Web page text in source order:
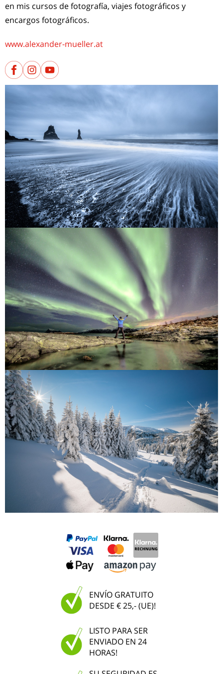
en mis cursos de fotografía, viajes fotográficos y
encargos fotográficos.
www.alexander-mueller.at
ENVÍO GRATUITO
DESDE € 25,- (UE)!
LISTO PARA SER
ENVIADO EN 24
HORAS!